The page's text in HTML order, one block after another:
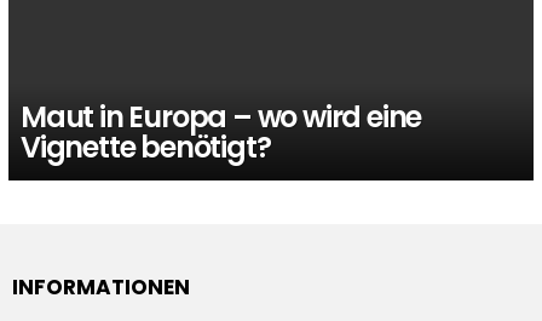
Maut in Europa – wo wird eine
Vignette benötigt?
INFORMATIONEN